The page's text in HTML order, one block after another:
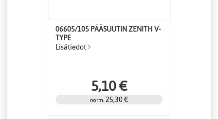
06605/105 PÄÄSUUTIN ZENITH V-
TYPE
Lisätiedot
5,10 €
norm. 25,30 €